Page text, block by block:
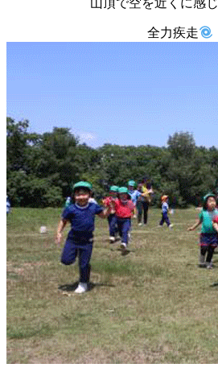
山頂で空を近くに感
全力疾走